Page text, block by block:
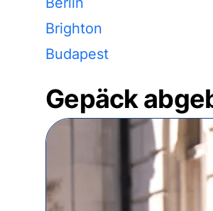
Brighton
Budapest
Gepäck